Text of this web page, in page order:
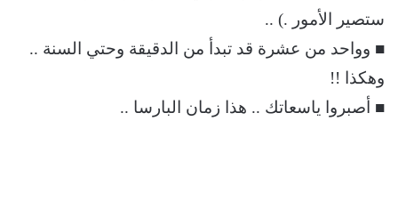
ستصير الأمور .) ..
■ وواحد من عشرة قد تبدأ من الدقيقة وحتي السنة ..
وهكذا !!
■ أصبروا ياسعاتك .. هذا زمان البارسا ..